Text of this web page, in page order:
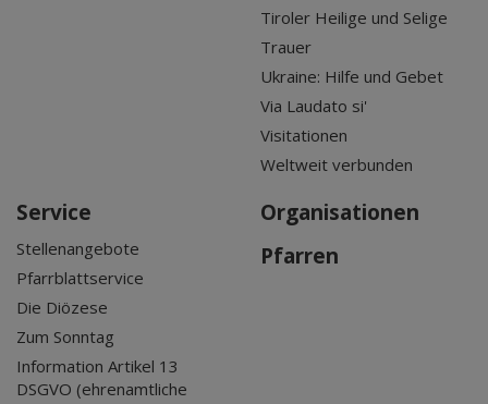
Tiroler Heilige und Selige
Trauer
Ukraine: Hilfe und Gebet
Via Laudato si'
Visitationen
Weltweit verbunden
Service
Stellenangebote
Pfarrblattservice
Die Diözese
Zum Sonntag
Information Artikel 13
DSGVO (ehrenamtliche
Organisationen
Pfarren